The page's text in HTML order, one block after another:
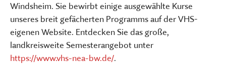
Windsheim. Sie bewirbt einige ausgewählte Kurse
unseres breit gefächerten Programms auf der VHS-
eigenen Website. Entdecken Sie das große,
landkreisweite Semesterangebot unter
https://www.vhs-nea-bw.de/.